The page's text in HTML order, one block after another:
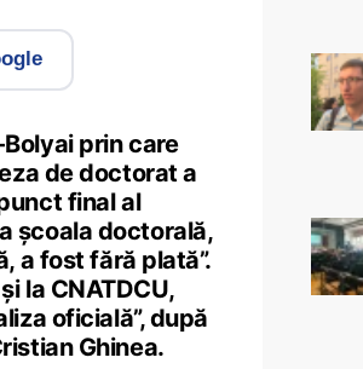
prin care
de doctorat a
final al
școala doctorală,
a fost fără plată”.
la CNATDCU,
oficială”, după
Ghinea.